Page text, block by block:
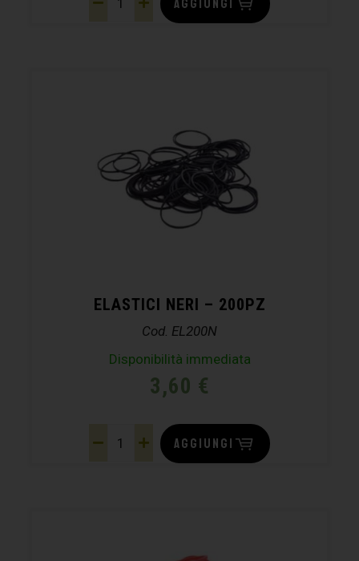
AGGIUNGI
ELASTICI NERI – 200PZ
Cod. EL200N
Disponibilità immediata
3,60 €
AGGIUNGI